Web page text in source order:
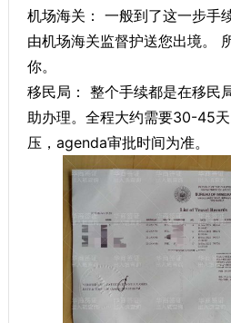
机场海关： 一般到了这一步手
由机场海关监督护送您出境。
你。
移民局： 整个手续都是在移民
助办理。全程大约需要30-45
压，agenda审批时间为准。